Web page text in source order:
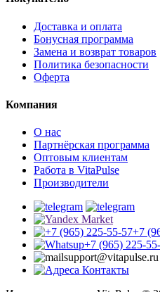
Доставка и оплата
Бонусная программа
Замена и возврат товаров
Политика безопасности
Оферта
Компания
О нас
Партнёрская программа
Оптовым клиентам
Работа в VitaPulse
Производители
+7
+7 (965) 225-
support@vitapulse.ru
Контакты